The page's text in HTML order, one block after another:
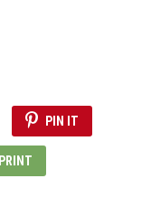
PIN IT
PRINT